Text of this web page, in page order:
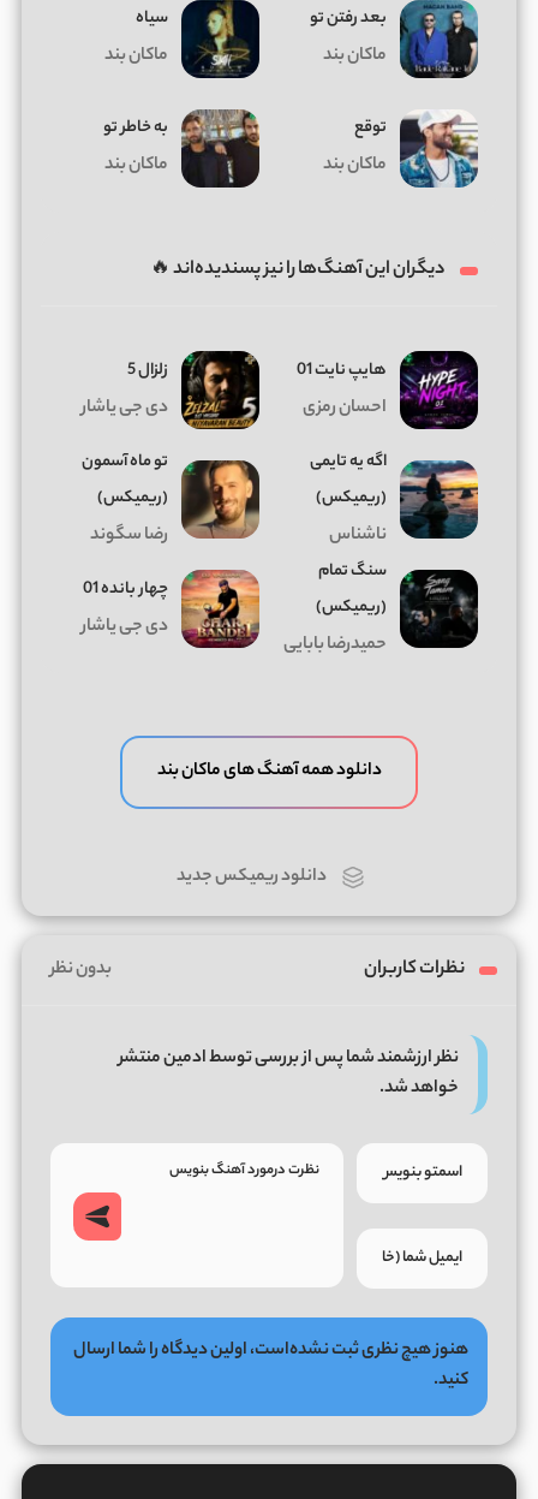
بعد رفتن تو
ماکان بند
سیاه
ماکان بند
توقع
ماکان بند
به خاطر تو
ماکان بند
دیگران این آهنگ‌ها را نیز پسندیده‌اند 🔥
هایپ نایت 01
احسان رمزی
زلزال 5
دی جی یاشار
اگه یه تایمی
(ریمیکس)
ناشناس
تو ماه آسمون
(ریمیکس)
رضا سگوند
سنگ تمام
(ریمیکس)
حمیدرضا بابایی
چهار بانده 01
دی جی یاشار
دانلود همه آهنگ های ماکان بند
دانلود ریمیکس جدید
نظرات کاربران بدون نظر
نظر ارزشمند شما پس از بررسی توسط ادمین منتشر
خواهد شد.
هنوز هیچ نظری ثبت نشده‌است، اولین دیدگاه را شما ارسال
کنید.